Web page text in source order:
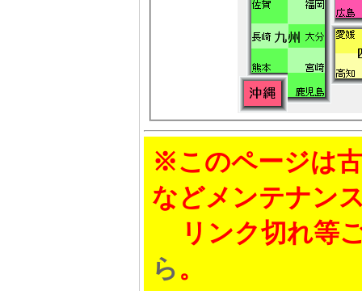
※このページは
などメンテナン
リンク切れ等
ら。